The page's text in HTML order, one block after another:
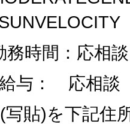
務時間：応相談
与： 応相談
写貼)を下記住